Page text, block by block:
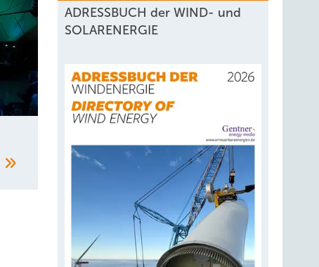
ADRESSBUCH der WIND- und
SOLARENERGIE